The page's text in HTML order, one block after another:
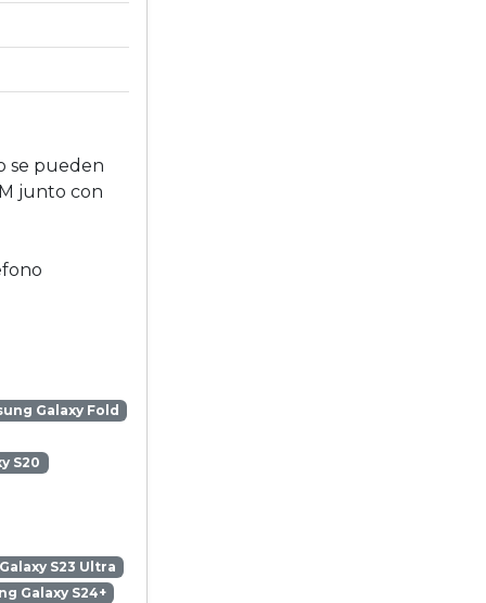
se pueden
junto con
Galaxy Fold
S20
S23 Ultra
Galaxy S24+